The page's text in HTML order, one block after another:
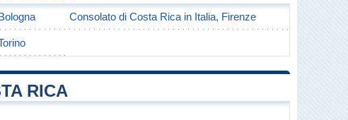
Consolato di Costa Rica in Italia, Firenze
RICA